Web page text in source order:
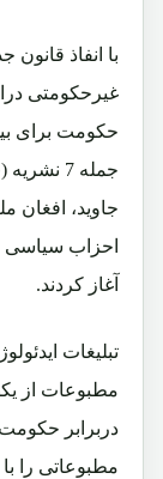
جمله 7
جاوید، افغان
احزاب سیاسی
آغاز کردند.
تبلیغات
مطبوعات از
دربرابر
مطبوعاتی را